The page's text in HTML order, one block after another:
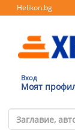
Helikon.bg
Вход
Моят